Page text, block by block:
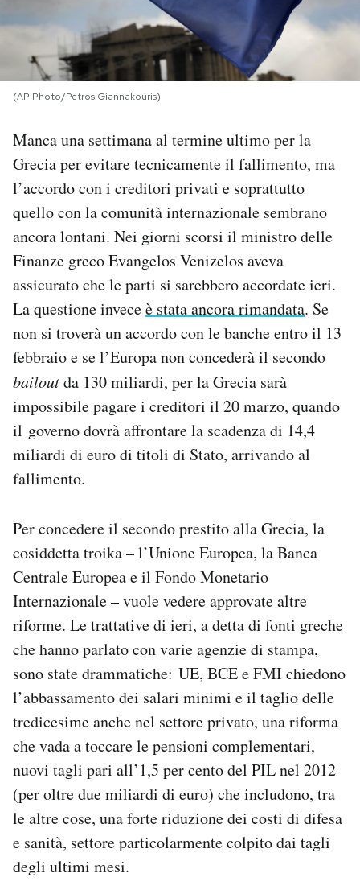
NEWSLETTER
I MIEI PREFERITI
SHOP
CALENDARIO
AREA PERSONALE
Area Personale
Newsletter
Notifiche mobile
Regala il Post
Hai bisogno di aiuto?
Esci
(AP Photo/Petros Giannakouris)
Manca una settimana al termine ultimo per la
Grecia per evitare tecnicamente il fallimento, ma
l’accordo con i creditori privati e soprattutto
quello con la comunità internazionale sembrano
ancora lontani. Nei giorni scorsi il ministro delle
Finanze greco Evangelos Venizelos aveva
assicurato che le parti si sarebbero accordate ieri.
La questione inveceè stata ancora rimandata. Se
non si troverà un accordo con le banche entro il 13
febbraio e se l’Europa non concederà il secondo
bailoutda 130 miliardi, per la Grecia sarà
impossibile pagare i creditori il 20 marzo, quando
il governo dovrà affrontare la scadenza di 14,4
miliardi di euro di titoli di Stato, arrivando al
fallimento.
Per concedere il secondo prestito alla Grecia, la
cosiddetta troika – l’Unione Europea, la Banca
Centrale Europea e il Fondo Monetario
Internazionale – vuole vedere approvate altre
riforme. Le trattative di ieri, a detta di fonti greche
che hanno parlato con varie agenzie di stampa,
sono state drammatiche: UE, BCE e FMI chiedono
l’abbassamento dei salari minimi e il taglio delle
tredicesime anche nel settore privato, una riforma
che vada a toccare le pensioni complementari,
nuovi tagli pari all’1,5 per cento del PIL nel 2012
(per oltre due miliardi di euro) che includono, tra
le altre cose, una forte riduzione dei costi di difesa
e sanità, settore particolarmente colpito dai tagli
degli ultimi mesi.